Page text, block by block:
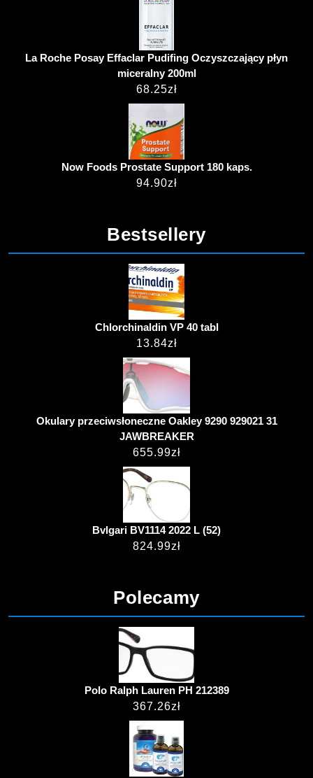
La Roche Posay Effaclar Pudifing Oczyszczający płyn
miceralny 200ml
68.25zł
Now Foods Prostate Support 180 kaps.
94.90zł
Bestsellery
Chlorchinaldin VP 40 tabl
13.84zł
Okulary przeciwsłoneczne Oakley 9290 929021 31
JAWBREAKER
655.99zł
Bvlgari BV1114 2022 L (52)
824.99zł
Polecamy
Polo Ralph Lauren PH 212389
367.26zł